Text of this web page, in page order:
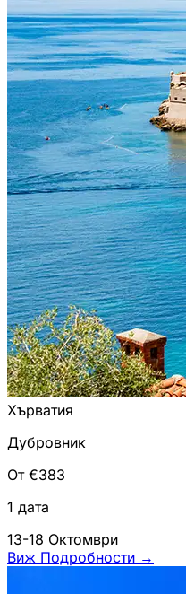
Хърватия
Дубровник
От €383
1 дата
13-18 Октомври
Виж Подробности →